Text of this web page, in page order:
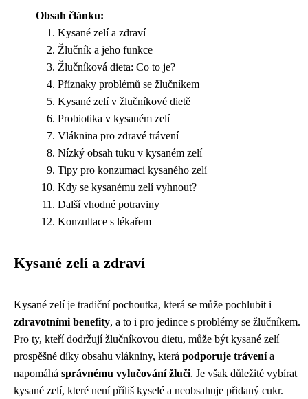
Obsah článku:
Kysané zelí a zdraví
Žlučník a jeho funkce
Žlučníková dieta: Co to je?
Příznaky problémů se žlučníkem
Kysané zelí v žlučníkové dietě
Probiotika v kysaném zelí
Vláknina pro zdravé trávení
Nízký obsah tuku v kysaném zelí
Tipy pro konzumaci kysaného zelí
Kdy se kysanému zelí vyhnout?
Další vhodné potraviny
Konzultace s lékařem
Kysané zelí a zdraví
Kysané zelí je tradiční pochoutka, která se může pochlubit i
zdravotními benefity, a to i pro jedince s problémy se žlučníkem.
Pro ty, kteří dodržují žlučníkovou dietu, může být kysané zelí
prospěšné díky obsahu vlákniny, která podporuje trávenía
napomáhá správnému vylučování žluči. Je však důležité vybírat
kysané zelí, které není příliš kyselé a neobsahuje přidaný cukr.